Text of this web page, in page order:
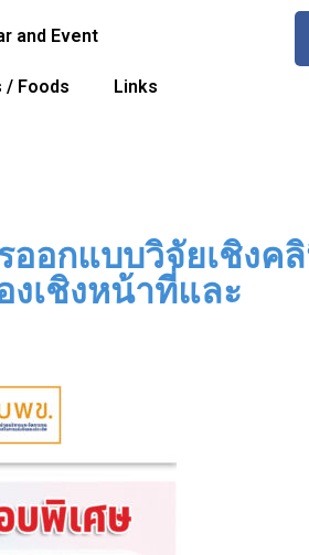
and Event
/ Foods Links
ออกแบบวิจัยเชิงค
เชิงหน้าที่และ